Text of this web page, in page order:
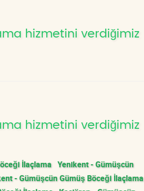
hizmetini verdiğimiz
hizmetini verdiğimiz
İlaçlama Yenikent - Gümüşcün
- Gümüşcün Gümüş Böceği İlaçlama